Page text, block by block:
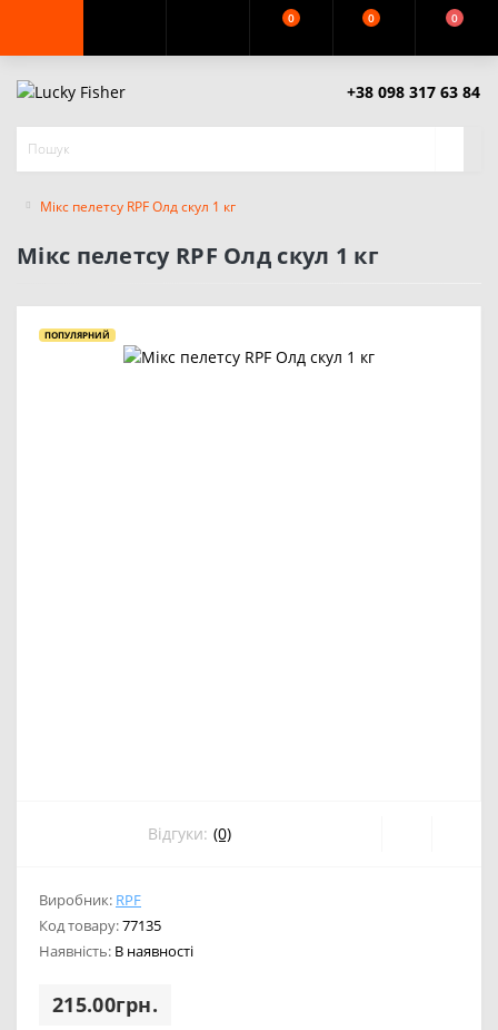
0 0 0
+38 098 317 63 84
Мікс пелетсу RPF Олд скул 1 кг
Мікс пелетсу RPF Олд скул 1 кг
ПОПУЛЯРНИЙ
Відгуки: (0)
Виробник: RPF
Код товару:77135
Наявність: В наявності
215.00грн.